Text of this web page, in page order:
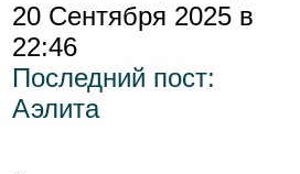
20 Сентября 2025 в
22:46
Последний пост:
Аэлита